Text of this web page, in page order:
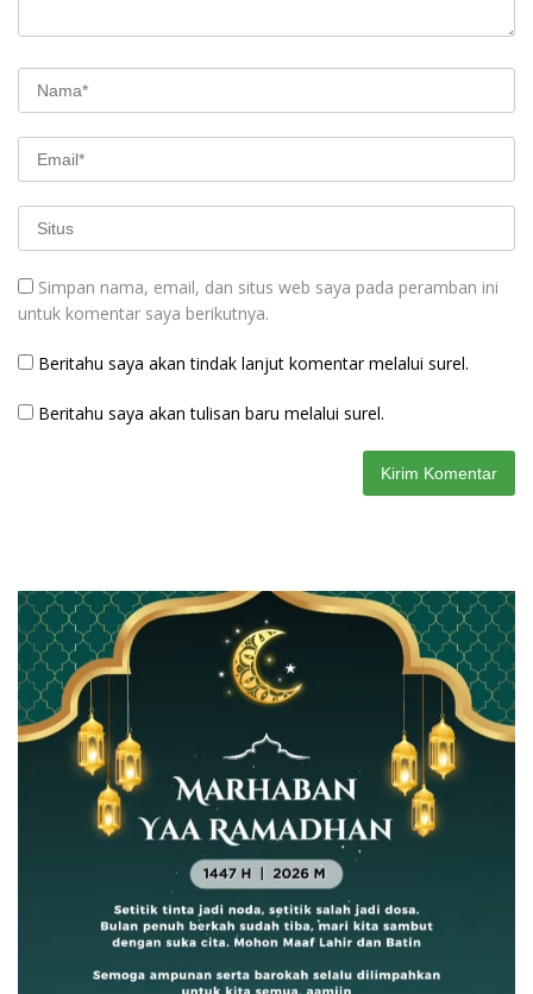
Simpan nama, email, dan situs web saya pada peramban ini
untuk komentar saya berikutnya.
Beritahu saya akan tindak lanjut komentar melalui surel.
Beritahu saya akan tulisan baru melalui surel.